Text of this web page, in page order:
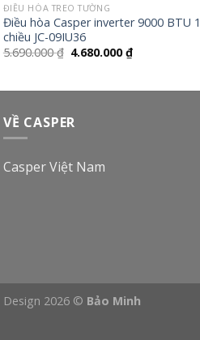
ĐIỀU HÒA TREO TƯỜNG
Điều hòa Casper inverter 9000 BTU 1
chiều JC-09IU36
5.690.000₫ Giá
4.680.000₫Giá
VỀ CASPER
Casper Việt Nam
Design 2026 © Bảo Minh